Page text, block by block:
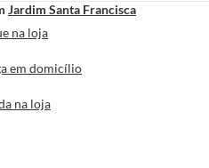
Jardim Santa Francisca
na loja
em domicílio
na loja